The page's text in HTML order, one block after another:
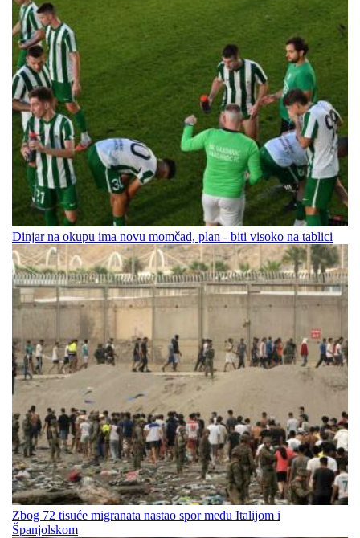
Dinjar na okupu ima novu momčad, plan - biti visoko na tablici
Zbog 72 tisuće migranata nastao spor među Italijom i
Španjolskom